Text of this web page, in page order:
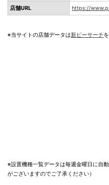
店舗URL https://
※当サイトの店舗データは新ピーサーチ
※設置機種一覧データは毎週金曜日に自
がございますのでご了承ください）